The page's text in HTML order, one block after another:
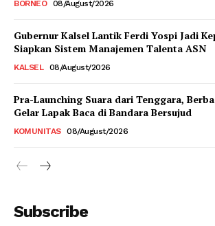
BORNEO 08/August/2026
Gubernur Kalsel Lantik Ferdi Yospi Jadi
Siapkan Sistem Manajemen Talenta ASN
KALSEL 08/August/2026
Pra-Launching Suara dari Tenggara,
Gelar Lapak Baca di Bandara Bersujud
KOMUNITAS 08/August/2026
Subscribe